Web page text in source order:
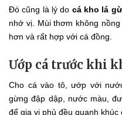
Đó cũng là lý do cá kho lá
nhớ vị. Mùi thơm không
hơn và rất hợp với cá đồng.
Ướp cá trước khi
Cho cá vào tô, ướp với
gừng đập dập, nước màu,
để gia vị phủ đều quanh khúc